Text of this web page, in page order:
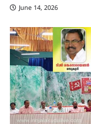
June 14, 2026